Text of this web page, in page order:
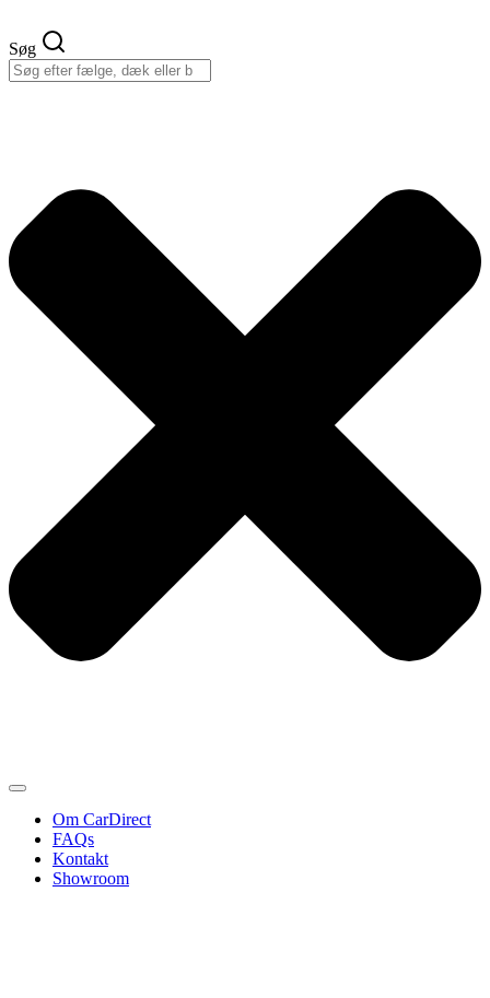
indhold
Søg
Om CarDirect
FAQs
Kontakt
Showroom